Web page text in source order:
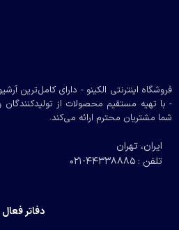
فروشگاه اینترنتی الکینو - دارای کامل‌ترین
- با تهیه مستقیم محصولات از تولیدکنندگان
شما مشتریان محترم ارائه می‌کند.
ایران، تهران
تلفن : 44338885-021
دفاتر فعال